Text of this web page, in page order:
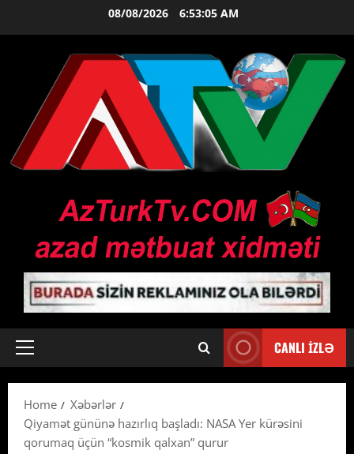
08/08/2026 6:53:06 AM
Primary
CANLI İZLƏ
Home
Xəbərlər
Qiyamət gününə hazırlıq başladı: NASA Yer kürəsini
qorumaq üçün “kosmik qalxan” qurur